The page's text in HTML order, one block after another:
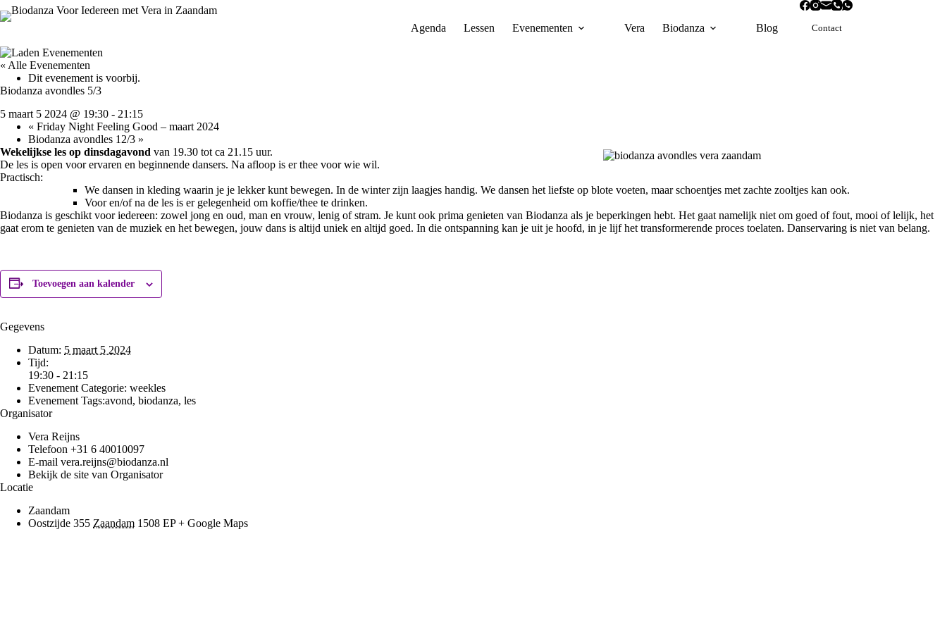
Ga
naar
Agenda Lessen Evenementen Vera Biodanza Blog Contact
« Alle Evenementen
Dit evenement is voorbij.
Biodanza avondles 5/3
5 maart 5 2024 @ 19:30 - 21:15
« Friday Night Feeling Good – maart 2024
Biodanza avondles 12/3 »
Wekelijkse les op dinsdagavond van 19.30 tot ca 21.15 uur.
De les is open voor ervaren en beginnende dansers. Na afloop is er thee voor wie wil.
Practisch:
We dansen in kleding waarin je je lekker kunt bewegen. In de winter zijn laagjes handig. We dansen het liefste op blote voeten, maar schoentjes met zachte zooltjes kan ook.
Voor en/of na de les is er gelegenheid om koffie/thee te drinken.
Biodanza is geschikt voor iedereen: zowel jong en oud, man en vrouw, lenig of stram. Je kunt ook prima genieten van Biodanza als je beperkingen hebt. Het gaat namelijk niet om goed of fout, mooi of lelijk, het
gaat erom te genieten van de muziek en het bewegen, jouw dans is altijd uniek en altijd goed. In die ontspanning kan je uit je hoofd, in je lijf het transformerende proces toelaten. Danservaring is niet van belang.
Toevoegen aan kalender
Gegevens
Datum: 5 maart 5 2024
Tijd:
19:30 - 21:15
Evenement Categorie: weekles
Evenement Tags:avond, biodanza, les
Organisator
Vera Reijns
Telefoon +31 6 40010097
E-mail vera.reijns@biodanza.nl
Bekijk de site van Organisator
Locatie
Zaandam
Oostzijde 355 Zaandam 1508 EP + Google Maps